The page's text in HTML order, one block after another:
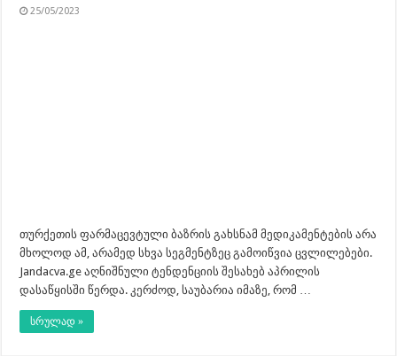
25/05/2023
თურქეთის ფარმაცევტული ბაზრის გახსნამ მედიკამენტების არა
მხოლოდ ამ, არამედ სხვა სეგმენტზეც გამოიწვია ცვლილებები.
Jandacva.ge აღნიშნული ტენდენციის შესახებ აპრილის
დასაწყისში წერდა. კერძოდ, საუბარია იმაზე, რომ …
სრულად »